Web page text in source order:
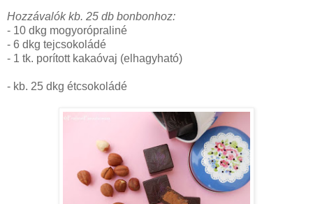
Hozzávalók kb. 25 db bonbonhoz:
- 10 dkg mogyorópraliné
- 6 dkg tejcsokoládé
- 1 tk. porított kakaóvaj (elhagyható)
- kb. 25 dkg étcsokoládé